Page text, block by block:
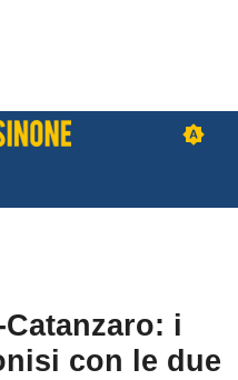
i
con le due